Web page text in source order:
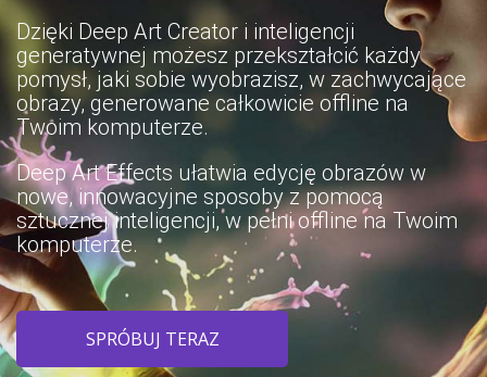
Dzięki Deep Art Creator i inteligencji
generatywnej możesz przekształcić każdy
pomysł, jaki sobie wyobrazisz, w zachwycające
obrazy, generowane całkowicie offline na
Twoim komputerze.
Deep Art Effects ułatwia edycję obrazów w
nowe, innowacyjne sposoby z pomocą
sztucznej inteligencji, w pełni offline na Twoim
komputerze.
SPRÓBUJ TERAZ